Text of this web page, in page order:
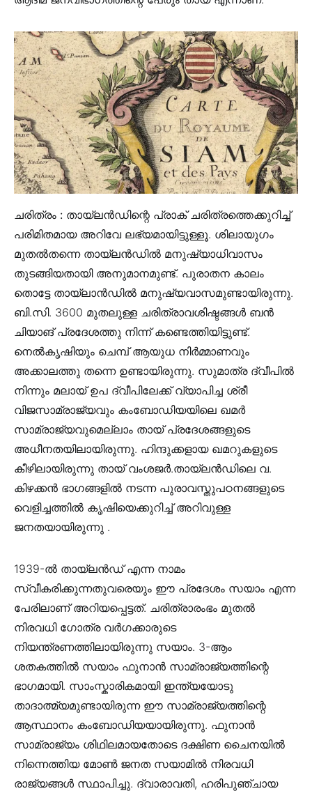
ചരിത്രം : തായ്ലൻഡിന്റെ പ്രാക് ചരിത്രത്തെക്കുറിച്ച്
പരിമിതമായ അറിവേ ലഭ്യമായിട്ടുള്ളൂ. ശിലായുഗം
മുതൽതന്നെ തായ്ലൻഡിൽ മനുഷ്യാധിവാസം
തുടങ്ങിയതായി അനുമാനമുണ്ട്. പുരാതന കാലം
തൊട്ടേ തായ്ലാൻഡിൽ മനുഷ്യവാസമുണ്ടായിരുന്നു.
ബി.സി. 3600 മുതലുള്ള ചരിത്രാവശിഷ്ടങ്ങൾ ബൻ
ചിയാങ് പ്രദേശത്തു നിന്ന് കണ്ടെത്തിയിട്ടുണ്ട്.
നെൽകൃഷിയും ചെമ്പ് ആയുധ നിർമ്മാണവും
അക്കാലത്തു തന്നെ ഉണ്ടായിരുന്നു. സുമാത്ര ദ്വീപിൽ
നിന്നും മലായ് ഉപ ദ്വീപിലേക്ക് വ്യാപിച്ച ശ്രീ
വിജസാമ്രാജ്യവും കംബോഡിയയിലെ ഖമർ
സാമ്രാജ്യവുമെല്ലാം തായ് പ്രദേശങ്ങളുടെ
അധീനതയിലായിരുന്നു. ഹിന്ദുക്കളായ ഖമറുകളുടെ
കീഴിലായിരുന്നു തായ് വംശജർ.തായ്ലൻഡിലെ വ.
കിഴക്കൻ ഭാഗങ്ങളിൽ നടന്ന പുരാവസ്തുപഠനങ്ങളുടെ
വെളിച്ചത്തിൽ കൃഷിയെക്കുറിച്ച് അറിവുള്ള
ജനതയായിരുന്നു .
1939-ൽ തായ്ലൻഡ് എന്ന നാമം
സ്വീകരിക്കുന്നതുവരെയും ഈ പ്രദേശം സയാം എന്ന
പേരിലാണ് അറിയപ്പെട്ടത്. ചരിത്രാരംഭം മുതൽ
നിരവധി ഗോത്ര വർഗക്കാരുടെ
നിയന്ത്രണത്തിലായിരുന്നു സയാം. 3-ആം
ശതകത്തിൽ സയാം ഫുനാൻ സാമ്രാജ്യത്തിന്റെ
ഭാഗമായി. സാംസ്കാരികമായി ഇന്ത്യയോടു
താദാത്മ്യമുണ്ടായിരുന്ന ഈ സാമ്രാജ്യത്തിന്റെ
ആസ്ഥാനം കംബോഡിയയായിരുന്നു. ഫുനാൻ
സാമ്രാജ്യം ശിഥിലമായതോടെ ദക്ഷിണ ചൈനയിൽ
നിന്നെത്തിയ മോൺ ജനത സയാമിൽ നിരവധി
രാജ്യങ്ങൾ സ്ഥാപിച്ചു. ദ്വാരാവതി, ഹരിപുഞ്ചായ